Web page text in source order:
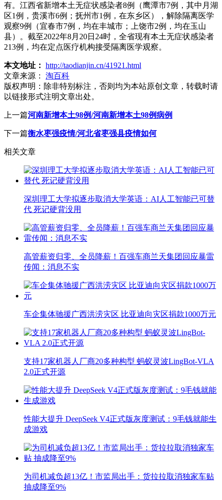
有。江西省新增本土无症状感染者8例（鹰潭市7例，其中月湖
区1例，贵溪市6例；抚州市1例，在东乡区），解除隔离医学
观察9例（宜春市7例，均在丰城市；上饶市2例，均在玉山
县）。截至2022年8月20日24时，全省现有本土无症状感染者
213例，均在定点医疗机构接受隔离医学观察。
本文地址： http://taodianjin.cn/41921.html
文章来源：
淘百科
版权声明： 除非特别标注，否则均为本站原创文章，转载时请
以链接形式注明文章出处。
上一篇河南新增本土98例/河南新增本土98例病例
下一篇衡水枣强疫情/河北省枣强县疫情如何
相关文章
深圳理工大学拟逐步取消大学英语：AI人工智能已可替
代 死记硬背没用
高管薪资归零、全员降薪！百强车商兰天集团回应暴雷
传闻：消息不实
车企集体驰援广西洪涝灾区 比亚迪向灾区捐款1000万元
支持17家机器人厂商20多种构型 蚂蚁灵波LingBot-VLA
2.0正式开源
性能大提升 DeepSeek V4正式版灰度测试：9毛钱就能生
成游戏
为司机减负超13亿！市监局出手：货拉拉取消独家车贴
抽成降至9%